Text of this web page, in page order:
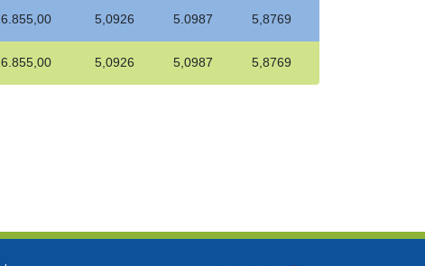
5,0926 5.0987 5,8769
5,0926 5,0987 5,8769